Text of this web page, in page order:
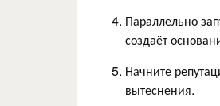
Параллельно
создаёт
Начните
вытеснения.